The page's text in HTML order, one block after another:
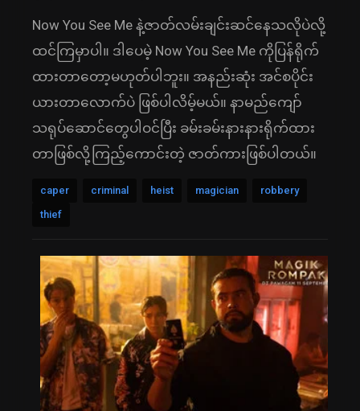
Now You See Me နဲ့ဇာတ်လမ်းချင်းဆင်နေသလိုပဲလို့
ထင်ကြမှာပါ။ ဒါပေမဲ့ Now You See Me ကိုပြန်ရိုက်
ထားတာတော့မဟုတ်ပါဘူး။ အနည်းဆုံး အင်စပိုင်း
ယားတာလောက်ပဲ ဖြစ်ပါလိမ့်မယ်။ နာမည်ကျော်
သရုပ်ဆောင်တွေပါဝင်ပြီး ခမ်းခမ်းနားနားရိုက်ထား
တာဖြစ်လို့ကြည့်ကောင်းတဲ့ ဇာတ်ကားဖြစ်ပါတယ်။
caper criminal heist magician
robbery
thief